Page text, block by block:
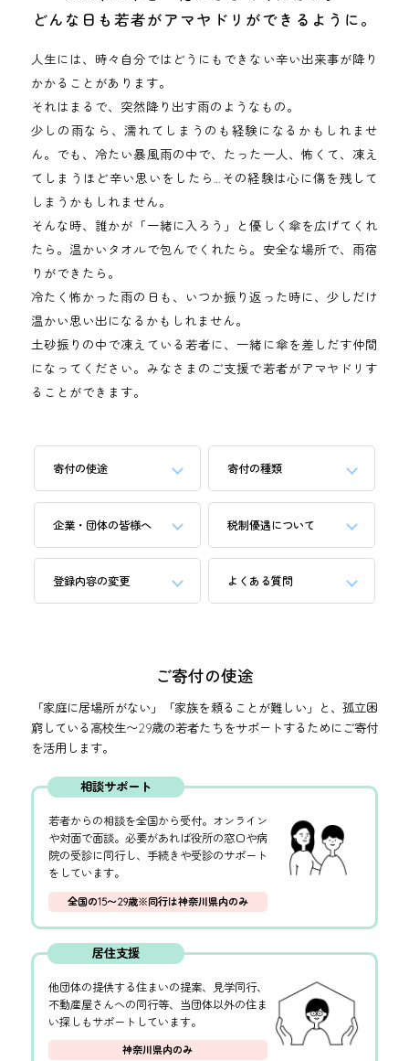
どんな日も若者がアマヤドリができるように。
人生には、時々自分ではどうにもできない辛い出来事が降り
かかることがあります。
それはまるで、突然降り出す雨のようなもの。
少しの雨なら、濡れてしまうのも経験になるかもしれませ
ん。 でも、冷たい暴風雨の中で、たった一人、怖くて、凍え
てしまうほど辛い思いをしたら… その経験は心に傷を残して
しまうかもしれません。
そんな時、誰かが「一緒に入ろう」と優しく傘を広げてくれ
たら。 温かいタオルで包んでくれたら。安全な場所で、雨宿
りができたら。
冷たく怖かった雨の日も、いつか振り返った時に、少しだけ
温かい思い出になるかもしれません。
土砂振りの中で凍えている若者に、一緒に傘を差しだす仲間
になってください。 みなさまのご支援で若者がアマヤドリす
ることができます。
寄付の使途 寄付の種類
企業・団体の皆様へ 税制優遇について
登録内容の変更 よくある質問
ご寄付の使途
「家庭に居場所がない」「家族を頼ることが難しい」と、孤立困
窮している高校生〜29歳の若者たちをサポートするためにご寄付
を活用します。
相談サポート
若者からの相談を全国から受付。オンライン
や対面で面談。必要があれば役所の窓口や病
院の受診に同行し、手続きや受診のサポート
をしています。
全国の15〜29歳※同行は神奈川県内のみ
居住支援
他団体の提供する住まいの提案、見学同行、
不動産屋さんへの同行等、当団体以外の住ま
い探しもサポートしています。
神奈川県内のみ